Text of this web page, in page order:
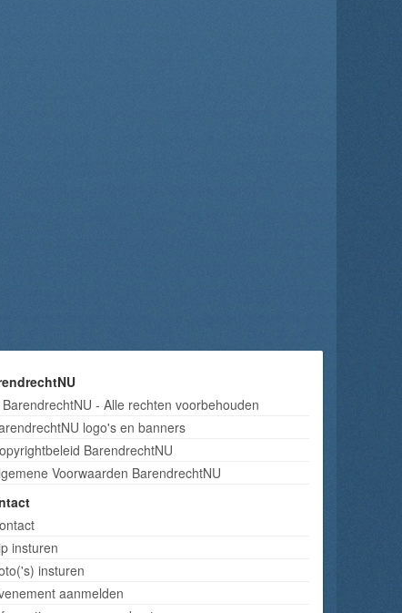
- Alle rechten voorbehouden
logo's en banners
BarendrechtNU
Voorwaarden BarendrechtNU
insturen
insturen
aanmelden